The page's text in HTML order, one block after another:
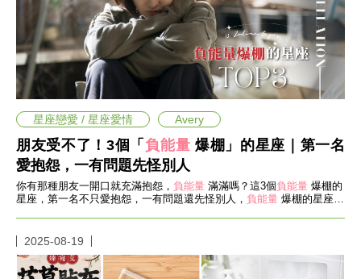
美
食
旅
遊
帶
你
玩
帶
你
吃
帶
你
住
出
國
趣
朋友受不了！3個「 負能量 爆棚」的星座｜第一名
愛抱怨，一有問題先怪別人
你有那種朋友一開口就充滿抱怨， 負能量 滿滿嗎？這3個負能量 爆棚的
星座，第一名不只愛抱怨，一有問題還先怪別人， 負能量 爆棚的星座誰
星座戀愛 / 星座愛情 Avery
2025-08-19